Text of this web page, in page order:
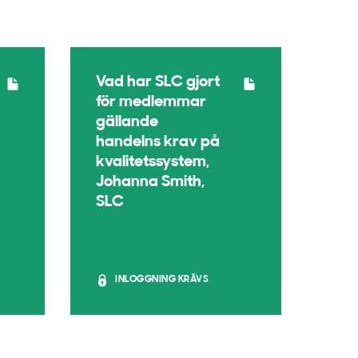
Vad har SLC gjort
för medlemmar
gällande
handelns krav på
kvalitetssystem,
Johanna Smith,
SLC
INLOGGNING KRÄVS